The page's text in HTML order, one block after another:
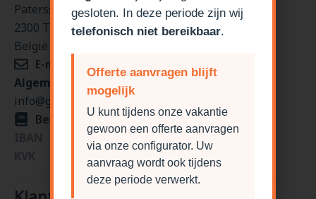
Patersstraat 100
2300 Turnhout
België
E-mail
Algemeen/verkoop
info@garagepoortdiscounter.be
Bedrijfsgegevens
NL84KNAB0259813281
gesloten. In deze periode zijn wij
telefonisch niet bereikbaar.
Offerte aanvragen blijft
mogelijk
U kunt tijdens onze vakantie
gewoon een offerte aanvragen
via onze configurator. Uw
aanvraag wordt ook tijdens
deze periode verwerkt.